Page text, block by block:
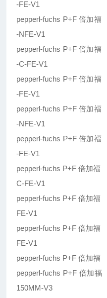
-FE-V1
pepperl-fuchs P+F 倍加
-NFE-V1
pepperl-fuchs P+F 倍加
-C-FE-V1
pepperl-fuchs P+F 倍加
-FE-V1
pepperl-fuchs P+F 倍加
-NFE-V1
pepperl-fuchs P+F 倍加
-FE-V1
pepperl-fuchs P+F 倍加
C-FE-V1
pepperl-fuchs P+F 倍加
FE-V1
pepperl-fuchs P+F 倍加
FE-V1
pepperl-fuchs P+F 倍加
pepperl-fuchs P+F 倍加
150MM-V3